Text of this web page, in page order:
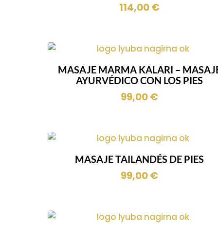
114,00€
MASAJE MARMA KALARI –
AYURVÉDICO CON LOS PIES
99,00€
MASAJE TAILANDÉS DE PIES
99,00€